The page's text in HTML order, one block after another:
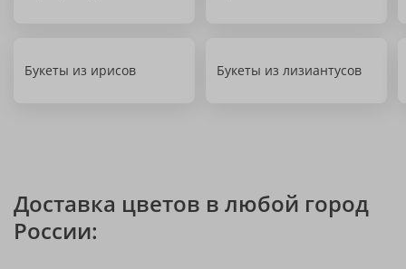
Букеты из ирисов Букеты из лизиантусов
Доставка цветов в любой город
России: